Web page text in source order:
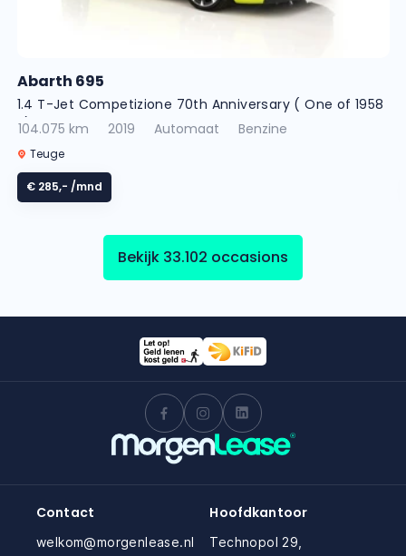
Abarth 695
1.4 T-Jet Competizione 70th Anniversary ( One of 1958
! )
104.075 km 2019 Automaat Benzine
Teuge
€ 285,- /mnd
Bekijk 33.102 occasions
Contact
welkom@morgenlease.nl
Hoofdkantoor
Technopol 29,